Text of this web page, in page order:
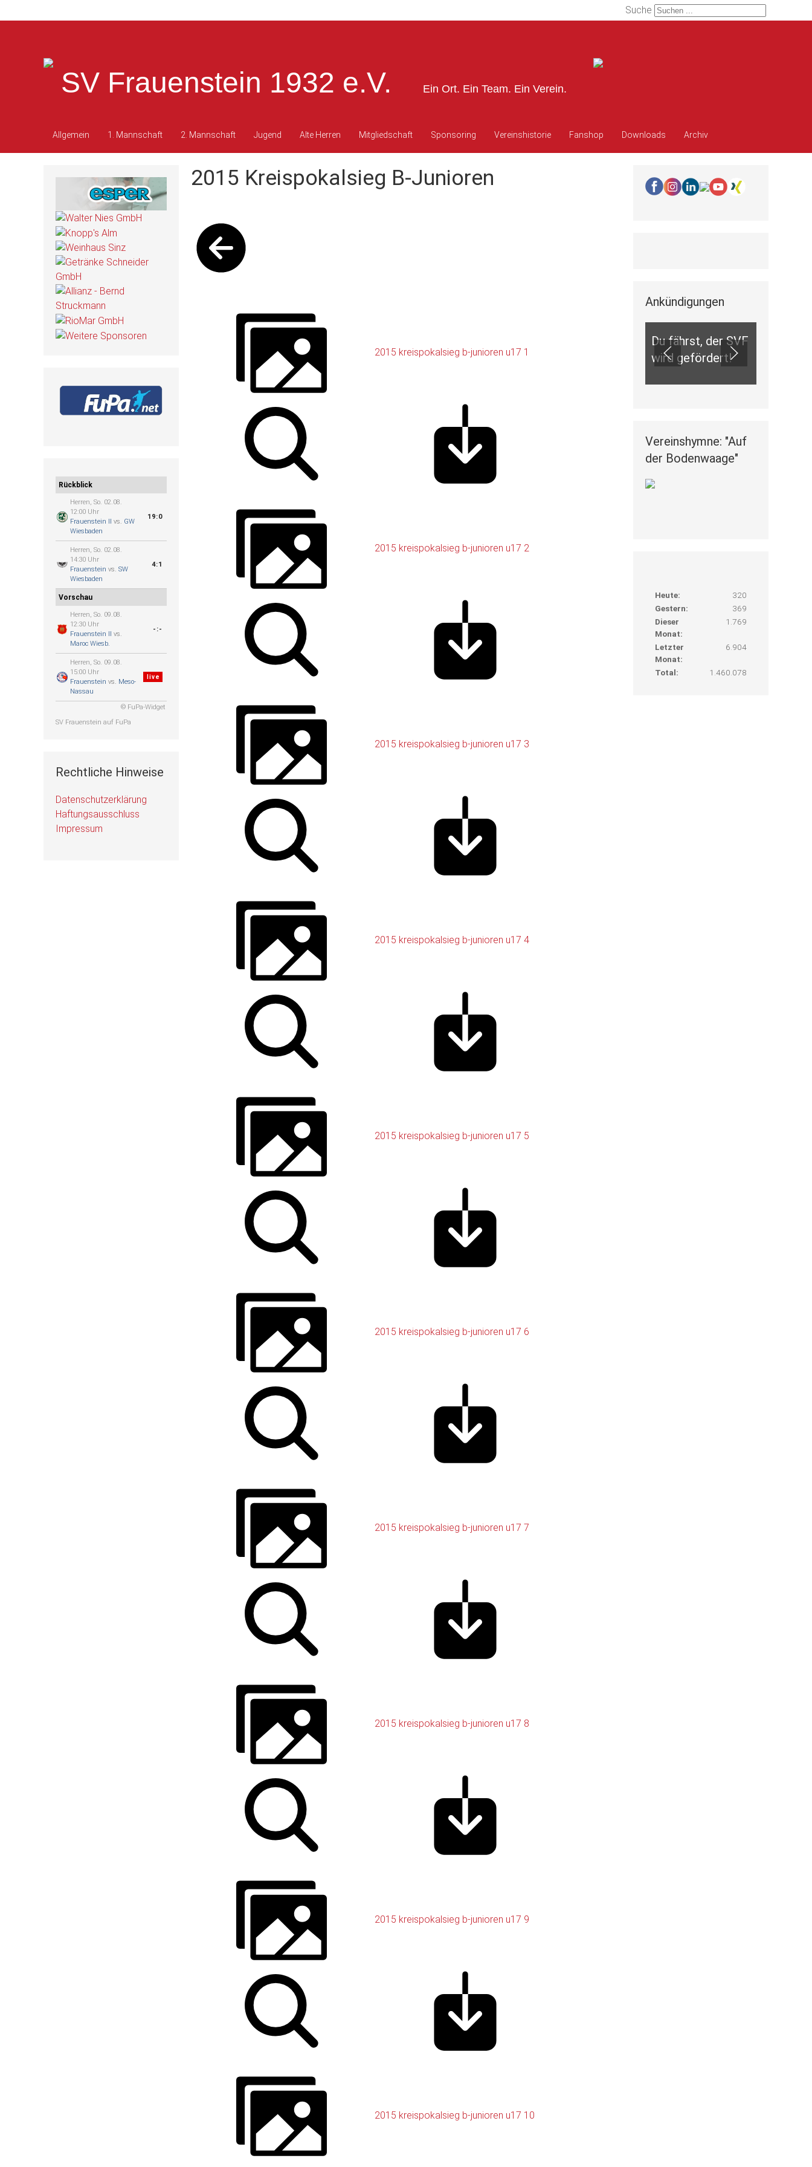
Suche
SV Frauenstein 1932 e.V. Ein Ort. Ein Team. Ein Verein.
Allgemein 1. Mannschaft 2. Mannschaft Jugend Alte Herren Mitgliedschaft Sponsoring Vereinshistorie Fanshop Downloads Archiv
Rückblick
Herren, So. 02.08.
12:00 Uhr
Frauenstein II vs. GW
Wiesbaden
19:0
Herren, So. 02.08.
14:30 Uhr
Frauenstein vs. SW
Wiesbaden
4:1
Vorschau
Herren, So. 09.08.
12:30 Uhr
Frauenstein II vs.
Maroc Wiesb.
-:-
Herren, So. 09.08.
15:00 Uhr
Frauenstein vs. Meso-
Nassau
live
© FuPa-Widget
SV Frauenstein auf FuPa
Rechtliche Hinweise
Datenschutzerklärung
Haftungsausschluss
Impressum
2015 Kreispokalsieg B-Junioren
2015 kreispokalsieg b-junioren u17 1
2015 kreispokalsieg b-junioren u17 2
2015 kreispokalsieg b-junioren u17 3
2015 kreispokalsieg b-junioren u17 4
2015 kreispokalsieg b-junioren u17 5
2015 kreispokalsieg b-junioren u17 6
2015 kreispokalsieg b-junioren u17 7
2015 kreispokalsieg b-junioren u17 8
2015 kreispokalsieg b-junioren u17 9
2015 kreispokalsieg b-junioren u17 10
Ankündigungen
ANKÜNDIGUNGEN
Du fährst, der SVF
wird gefördert!
Vereinshymne: "Auf
der Bodenwaage"
Heute:
320
Gestern:
369
Dieser
Monat:
1.769
Letzter
Monat:
6.904
Total: 1.460.078